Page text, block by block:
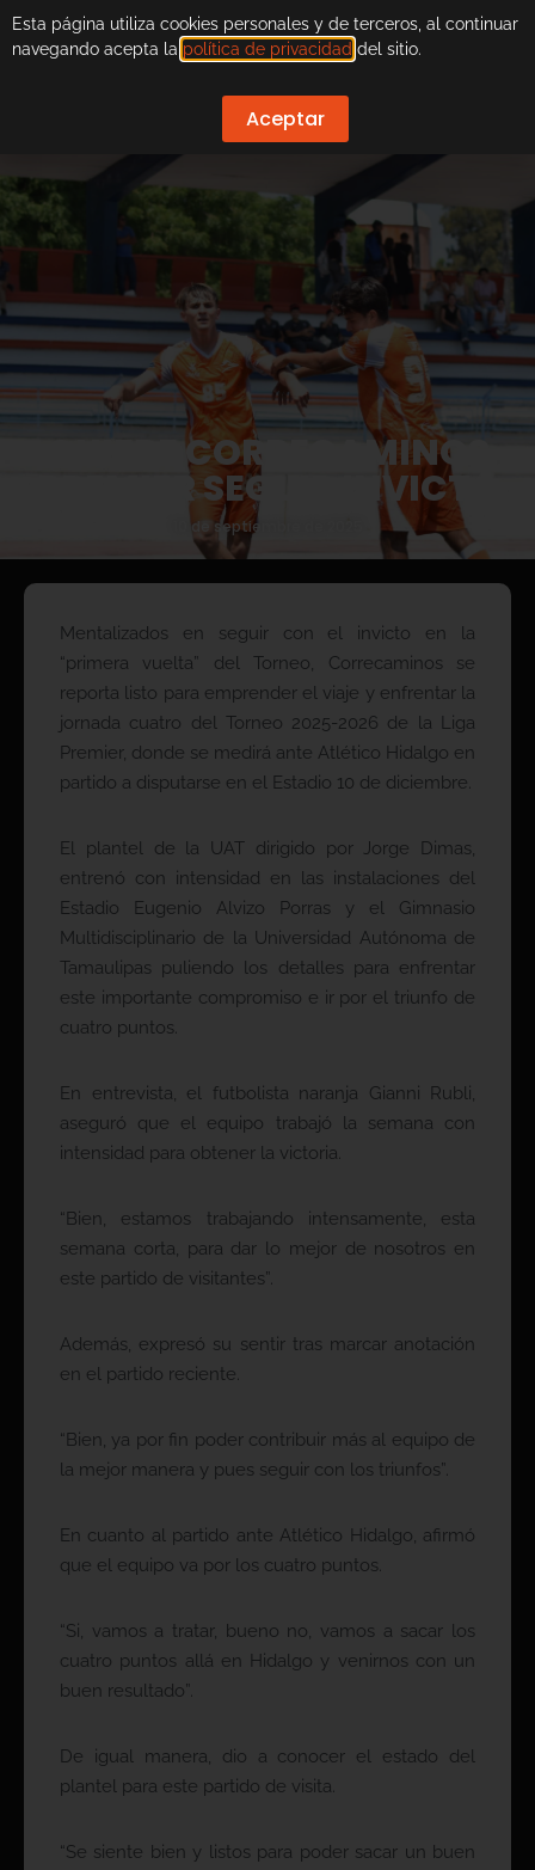
QUIERE CORRECAMINOS
PREMIER SEGUIR INVICTO
10 de septiembre de 2025
Mentalizados en seguir con el invicto en la
“primera vuelta” del Torneo, Correcaminos se
reporta listo para emprender el viaje y enfrentar la
jornada cuatro del Torneo 2025-2026 de la Liga
Premier, donde se medirá ante Atlético Hidalgo en
partido a disputarse en el Estadio 10 de diciembre.
El plantel de la UAT dirigido por Jorge Dimas,
entrenó con intensidad en las instalaciones del
Estadio Eugenio Alvizo Porras y el Gimnasio
Multidisciplinario de la Universidad Autónoma de
Tamaulipas puliendo los detalles para enfrentar
este importante compromiso e ir por el triunfo de
cuatro puntos.
En entrevista, el futbolista naranja Gianni Rubli,
aseguró que el equipo trabajó la semana con
intensidad para obtener la victoria.
“Bien, estamos trabajando intensamente, esta
semana corta, para dar lo mejor de nosotros en
este partido de visitantes”.
Además, expresó su sentir tras marcar anotación
en el partido reciente.
“Bien, ya por fin poder contribuir más al equipo de
la mejor manera y pues seguir con los triunfos”.
En cuanto al partido ante Atlético Hidalgo, afirmó
que el equipo va por los cuatro puntos.
“Si, vamos a tratar, bueno no, vamos a sacar los
cuatro puntos allá en Hidalgo y venirnos con un
buen resultado”.
De igual manera, dio a conocer el estado del
plantel para este partido de visita.
“Se siente bien y listos para poder sacar un buen
Esta página utiliza cookies personales y de terceros, al continuar
navegando acepta la política de privacidad del sitio.
Aceptar